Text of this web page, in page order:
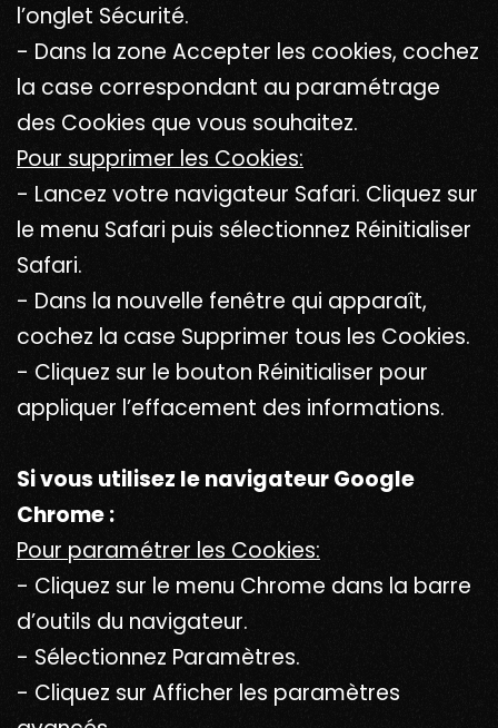
l’onglet Sécurité.
- Dans la zone Accepter les cookies, cochez
la case correspondant au paramétrage
des Cookies que vous souhaitez.
Pour supprimer les Cookies:
- Lancez votre navigateur Safari. Cliquez sur
le menu Safari puis sélectionnez Réinitialiser
Safari.
- Dans la nouvelle fenêtre qui apparaît,
cochez la case Supprimer tous les Cookies.
- Cliquez sur le bouton Réinitialiser pour
appliquer l’effacement des informations.
Si vous utilisez le navigateur Google
Chrome :
Pour paramétrer les Cookies:
- Cliquez sur le menu Chrome dans la barre
d’outils du navigateur.
- Sélectionnez Paramètres.
- Cliquez sur Afficher les paramètres